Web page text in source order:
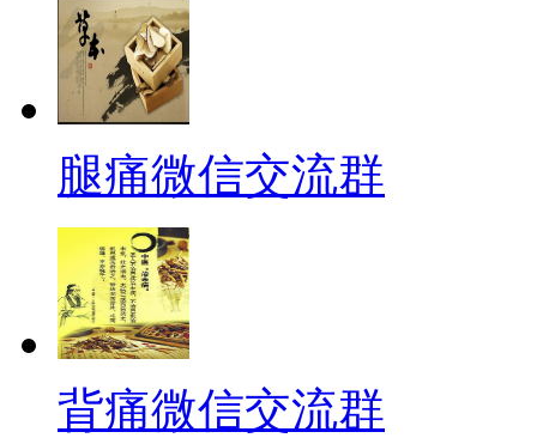
腿痛微信交流群
背痛微信交流群